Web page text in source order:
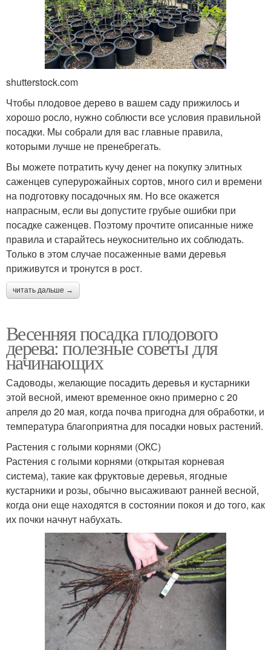
shutterstock.com
Чтобы плодовое дерево в вашем саду прижилось и
хорошо росло, нужно соблюсти все условия правильной
посадки. Мы собрали для вас главные правила,
которыми лучше не пренебрегать.
Вы можете потратить кучу денег на покупку элитных
саженцев суперурожайных сортов, много сил и времени
на подготовку посадочных ям. Но все окажется
напрасным, если вы допустите грубые ошибки при
посадке саженцев. Поэтому прочтите описанные ниже
правила и старайтесь неукоснительно их соблюдать.
Только в этом случае посаженные вами деревья
приживутся и тронутся в рост.
читать дальше →
Весенняя посадка плодового
дерева: полезные советы для
начинающих
Садоводы, желающие посадить деревья и кустарники
этой весной, имеют временное окно примерно с 20
апреля до 20 мая, когда почва пригодна для обработки, и
температура благоприятна для посадки новых растений.
Растения с голыми корнями (ОКС)
Растения с голыми корнями (открытая корневая
система), такие как фруктовые деревья, ягодные
кустарники и розы, обычно высаживают ранней весной,
когда они еще находятся в состоянии покоя и до того, как
их почки начнут набухать.